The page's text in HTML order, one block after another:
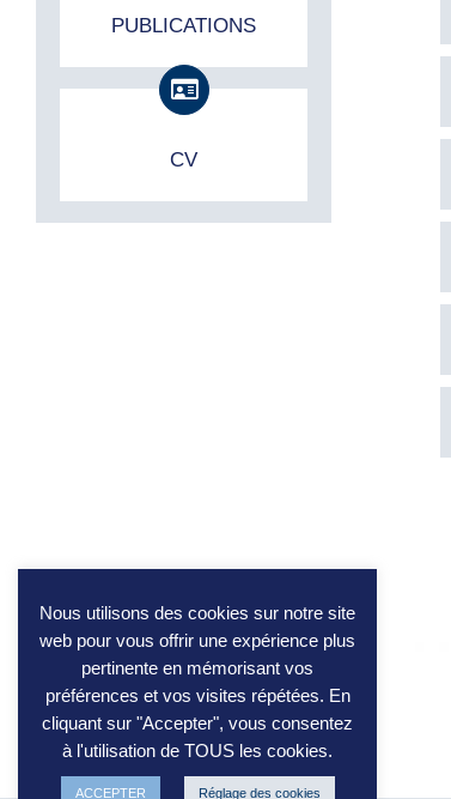
PUBLICATIONS
CV
Nous utilisons des cookies sur notre site
web pour vous offrir une expérience plus
pertinente en mémorisant vos
préférences et vos visites répétées. En
cliquant sur "Accepter", vous consentez
à l'utilisation de TOUS les cookies.
ACCEPTER Réglage des cookies